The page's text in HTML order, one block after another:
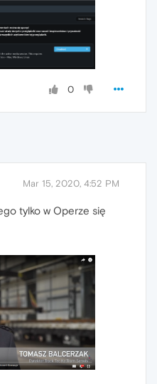
0
Mar 15, 2020, 4:52 PM
tylko w Operze się